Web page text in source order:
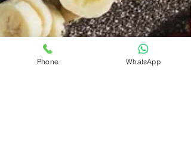
Phone WhatsApp